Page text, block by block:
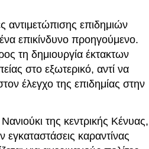
αντιμετώπισης επιδημιών
επικίνδυνο προηγούμενο.
τη δημιουργία έκτακτων
στο εξωτερικό, αντί να
έλεγχο της επιδημίας στην
της κεντρικής Κένυας,
καραντίνας